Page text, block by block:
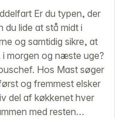
Er du typen, der
du lide at stå midt i
og samtidig sikre, at
morgen og næste uge?
Hos Mast søger
og fremmest elsker
del af køkkenet hver
med resten…